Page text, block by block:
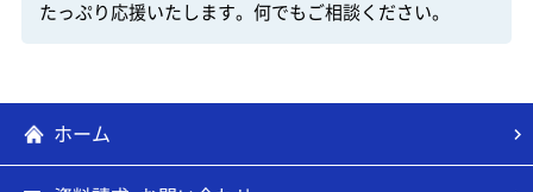
たっぷり応援いたします。何でもご相談ください。
ホーム